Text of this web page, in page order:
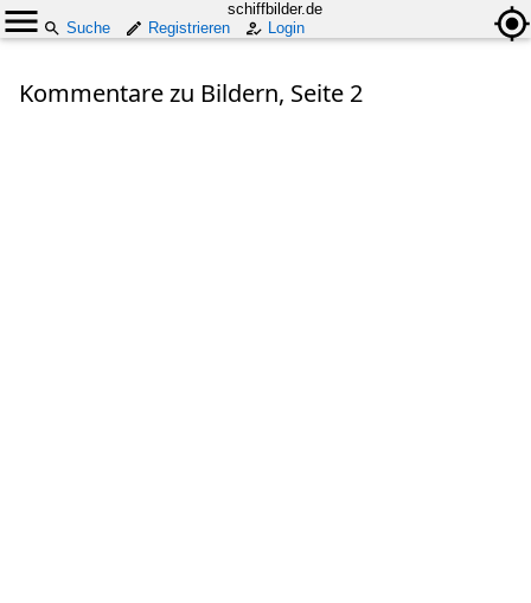
schiffbilder.de
Suche
Registrieren Login
Kommentare zu Bildern, Seite 2